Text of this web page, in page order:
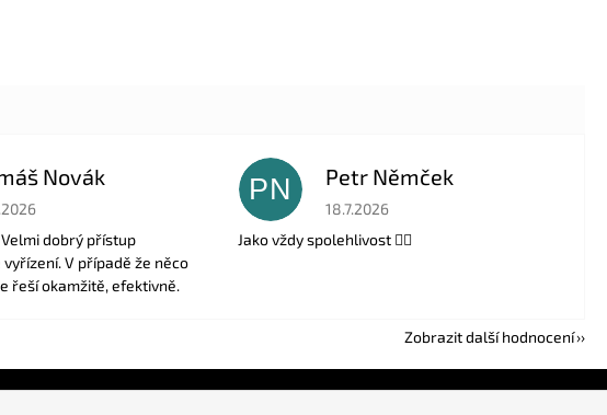
Novák
obchodu je 5 z 5 hvězdiček.
dobrý přístup
V případě že něco
řeší okamžitě, efektivně.
PN Petr Němček
Hodnocení obchodu je 5 z 5 hvězdiček.
18.7.2026
Jako vždy spolehlivost 👍🏻
Zobrazit další hodnocení